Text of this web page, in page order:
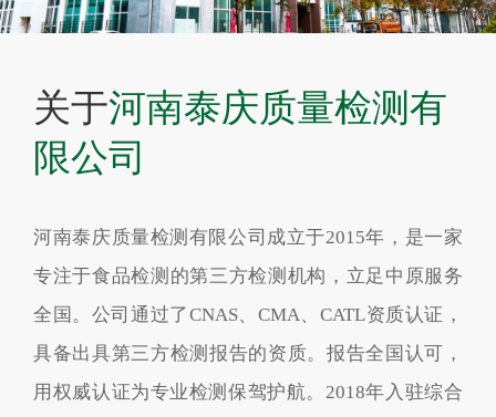
关于河南泰庆质量检测有
限公司
河南泰庆质量检测有限公司成立于2015年，是一家
专注于食品检测的第三方检测机构，立足中原服务
全国。公司通过了CNAS、CMA、CATL资质认证，
具备出具第三方检测报告的资质。报告全国认可，
用权威认证为专业检测保驾护航。2018年入驻综合